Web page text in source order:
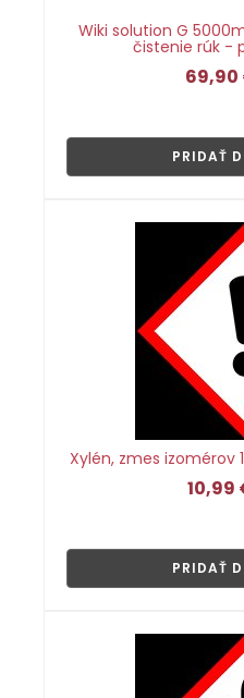
Wiki solution G
čistenie rúk -
69,90
PRIDAŤ
Xylén, zmes izomérov
10,99
PRIDAŤ